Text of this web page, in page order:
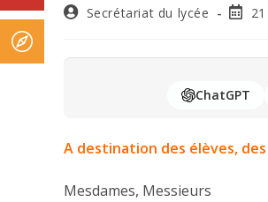
Secrétariat du lycée
ChatGPT
A destination des élèves,
Mesdames, Messieurs